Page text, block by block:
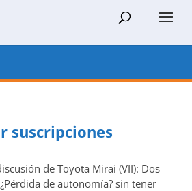
suscripciones
de Toyota Mirai (VII): Dos
de autonomía? sin tener